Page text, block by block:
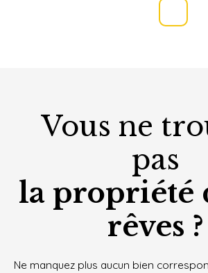
Vous ne
pas
la propriété
rêves ?
Ne manquez plus aucun bien